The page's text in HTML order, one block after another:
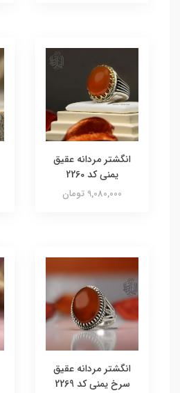
انگشتر مردانه عقیق
یمنی کد 2260
9,080,000 تومان
انگشتر مردانه عقیق
سرخ یمنی کد 2269